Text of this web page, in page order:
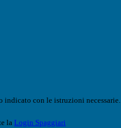
con le istruzioni necessarie.
la Login Spaggiari